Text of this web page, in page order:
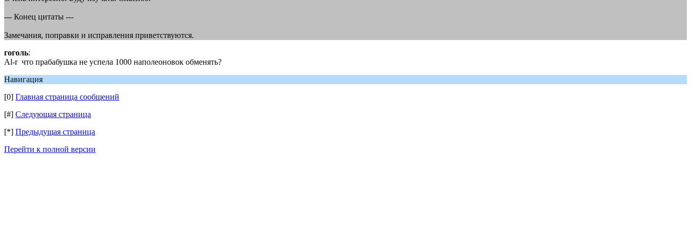
--- Конец цитаты ---
Замечания, поправки и исправления приветствуются.
гоголь:
Al-r что прабабушка не успела 1000 наполеоновок обменять?
Навигация
[0] Главная страница сообщений
[#] Следующая страница
[*] Предыдущая страница
Перейти к полной версии